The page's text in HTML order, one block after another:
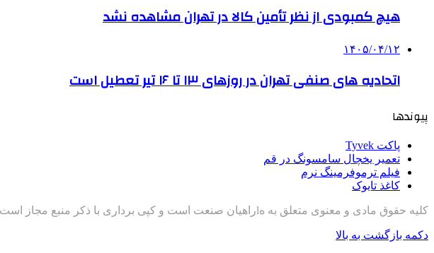
هیچ کمبودی از نظر تأمین کالا در تهران مشاهده نشد
۱۴۰۵/۰۴/۱۲
اتحادیه های صنفی تهران در روزهای ۱۳ تا ۱۶ تیر تعطیل است
پیوندها
پاکت Tyvek
تعمیر یخچال سامسونگ در قم
فیلم ترموفرمینگ نرم
کاغذ تایوک
کلیه حقوق مادی و معنوی متعلق به هlراهیان صنعت است و کپی برداری با ذکر منبع مجاز است
دکمه بازگشت به بالا